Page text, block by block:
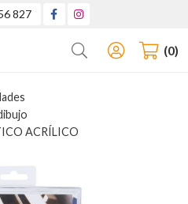
827
Buscar 0
ACRÍLICO